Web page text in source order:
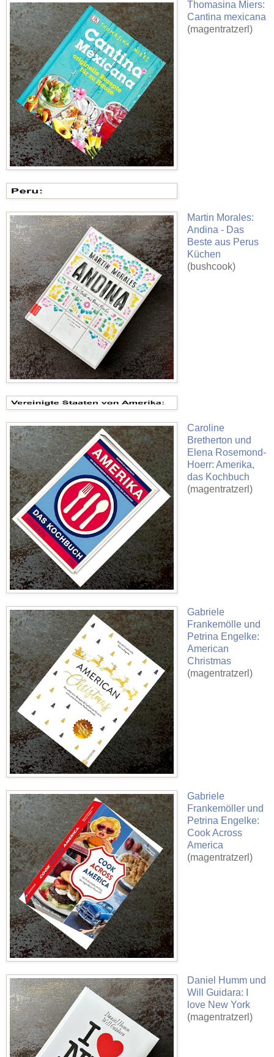
Thomasina Miers:
Cantina mexicana
(magentratzerl)
Martin Morales:
Andina - Das
Beste aus Perus
Küchen
(bushcook)
Caroline
Bretherton und
Elena Rosemond-
Hoerr: Amerika,
das Kochbuch
(magentratzerl)
Gabriele
Frankemölle und
Petrina Engelke:
American
Christmas
(magentratzerl)
Gabriele
Frankemöller und
Petrina Engelke:
Cook Across
America
(magentratzerl)
Daniel Humm und
Will Guidara: I
love New York
(magentratzerl)